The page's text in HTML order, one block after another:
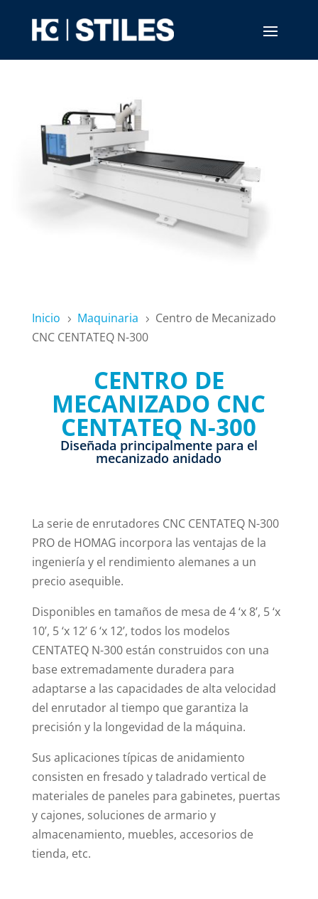
Inicio 5 Maquinaria 5
Centro de Mecanizado
CNC CENTATEQ N-300
CENTRO DE
MECANIZADO CNC
CENTATEQ N-300
Diseñada principalmente para el
mecanizado anidado
La serie de enrutadores CNC CENTATEQ N-300
PRO de HOMAG incorpora las ventajas de la
ingeniería y el rendimiento alemanes a un
precio asequible.
Disponibles en tamaños de mesa de 4 ‘x 8’, 5 ‘x
10’, 5 ‘x 12’ 6 ‘x 12’, todos los modelos
CENTATEQ N-300 están construidos con una
base extremadamente duradera para
adaptarse a las capacidades de alta velocidad
del enrutador al tiempo que garantiza la
precisión y la longevidad de la máquina.
Sus aplicaciones típicas de anidamiento
consisten en fresado y taladrado vertical de
materiales de paneles para gabinetes, puertas
y cajones, soluciones de armario y
almacenamiento, muebles, accesorios de
tienda, etc.